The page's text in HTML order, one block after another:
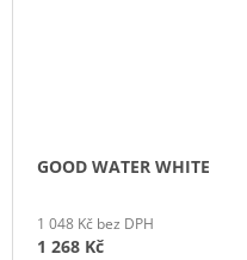
GOOD WATER WHITE
1 048 Kč bez DPH
1 268 Kč